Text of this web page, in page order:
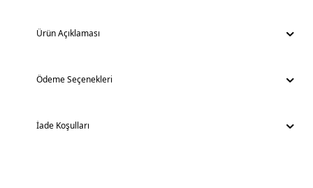
Ürün Açıklaması
Ödeme Seçenekleri
İade Koşulları